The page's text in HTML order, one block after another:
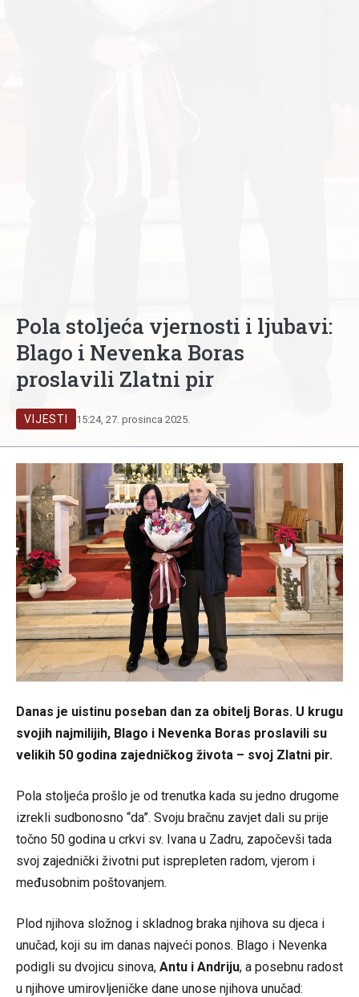
Pola stoljeća vjernosti i ljubavi:
Blago i Nevenka Boras
proslavili Zlatni pir
VIJESTI 15:24, 27. prosinca 2025.
Danas je uistinu poseban dan za obitelj Boras. U krugu
svojih najmilijih, Blago i Nevenka Boras proslavili su
velikih 50 godina zajedničkog života – svoj Zlatni pir.
Pola stoljeća prošlo je od trenutka kada su jedno drugome
izrekli sudbonosno “da”. Svoju bračnu zavjet dali su prije
točno 50 godina u crkvi sv. Ivana u Zadru, započevši tada
svoj zajednički životni put isprepleten radom, vjerom i
međusobnim poštovanjem.
Plod njihova složnog i skladnog braka njihova su djeca i
unučad, koji su im danas najveći ponos. Blago i Nevenka
podigli su dvojicu sinova, Antu i Andriju, a posebnu radost
u njihove umirovljeničke dane unose njihova unučad: